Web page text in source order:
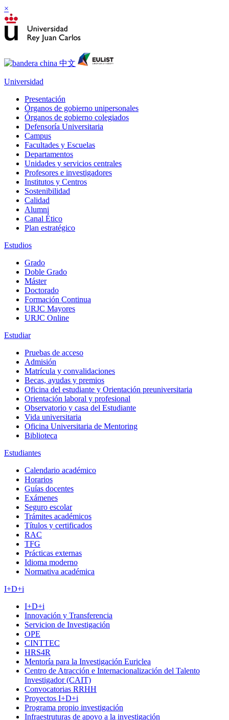
×
Universidad
Presentación
Órganos de gobierno unipersonales
Órganos de gobierno colegiados
Defensoría Universitaria
Campus
Facultades y Escuelas
Departamentos
Unidades y servicios centrales
Profesores e investigadores
Institutos y Centros
Sostenibilidad
Calidad
Alumni
Canal Ético
Plan estratégico
Estudios
Grado
Doble Grado
Máster
Doctorado
Formación Continua
URJC Mayores
URJC Online
Estudiar
Pruebas de acceso
Admisión
Matrícula y convalidaciones
Becas, ayudas y premios
Oficina del estudiante y Orientación preuniversitaria
Orientación laboral y profesional
Observatorio y casa del Estudiante
Vida universitaria
Oficina Universitaria de Mentoring
Biblioteca
Estudiantes
Calendario académico
Horarios
Guías docentes
Exámenes
Seguro escolar
Trámites académicos
Títulos y certificados
RAC
TFG
Prácticas externas
Idioma moderno
Normativa académica
I+D+i
I+D+i
Innovación y Transferencia
Servicion de Investigación
OPE
CINTTEC
HRS4R
Mentoría para la Investigación Euriclea
Centro de Atracción e Internacionalización del Talento
Investigador (CAIT)
Convocatorias RRHH
Proyectos I+D+i
Programa propio investigación
Infraestruturas de apoyo a la investigación